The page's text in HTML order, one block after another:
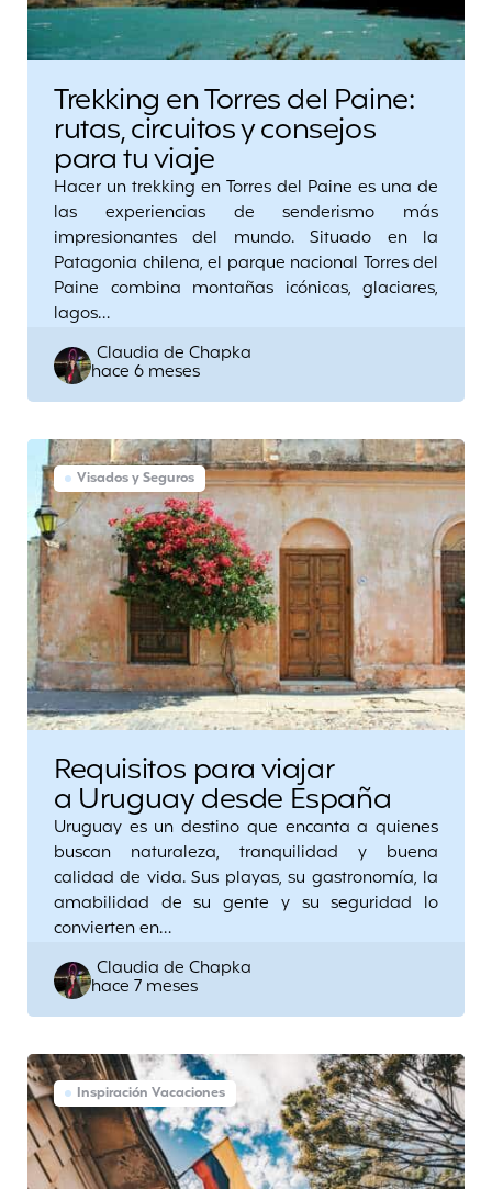
Trekking en Torres del Paine:
rutas, circuitos y consejos
para tu viaje
Hacer un trekking en Torres del Paine es una de
las experiencias de senderismo más
impresionantes del mundo. Situado en la
Patagonia chilena, el parque nacional Torres del
Paine combina montañas icónicas, glaciares,
lagos…
Posted
by
Claudia de Chapka
hace 6 meses
Visados y Seguros
Requisitos para viajar
a Uruguay desde España
Uruguay es un destino que encanta a quienes
buscan naturaleza, tranquilidad y buena
calidad de vida. Sus playas, su gastronomía, la
amabilidad de su gente y su seguridad lo
convierten en…
Posted
by
Claudia de Chapka
hace 7 meses
Inspiración Vacaciones